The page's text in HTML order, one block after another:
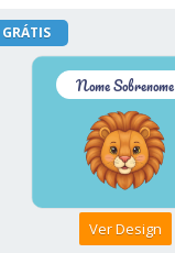
GRÁTIS
Ver Design